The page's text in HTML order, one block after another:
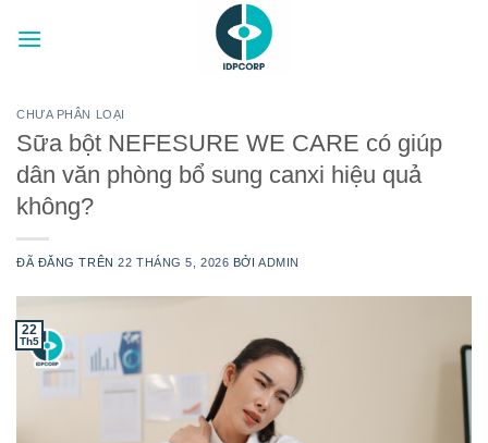
đến
CHƯA PHÂN LOẠI
Sữa bột NEFESURE WE CARE có giúp
dân văn phòng bổ sung canxi hiệu quả
không?
ĐÃ ĐĂNG TRÊN22 THÁNG 5, 2026 BỞIADMIN
22
Th5